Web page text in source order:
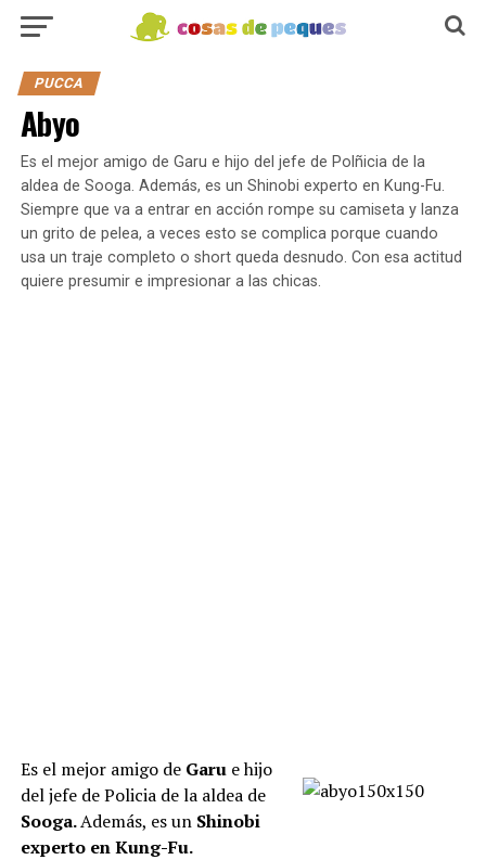
PUCCA
Abyo
Es el mejor amigo de Garu e hijo del jefe de Polñicia de la
aldea de Sooga. Además, es un Shinobi experto en Kung-Fu.
Siempre que va a entrar en acción rompe su camiseta y lanza
un grito de pelea, a veces esto se complica porque cuando
usa un traje completo o short queda desnudo. Con esa actitud
quiere presumir e impresionar a las chicas.
Es el mejor amigo de Garue hijo
del jefe de Policia de la aldea de
Sooga.Además, es unShinobi
experto en Kung-Fu.